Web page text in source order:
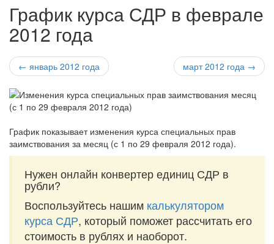
График курса СДР в феврале
2012 года
← январь 2012 года март 2012 года →
График показывает изменения курса специальных прав
заимствования за месяц (с 1 по 29 февраля 2012 года).
Нужен онлайн конвертер единиц СДР в
рубли?
Воспользуйтесь нашим калькулятором
курса СДР, который поможет рассчитать его
стоимость в рублях и наоборот.